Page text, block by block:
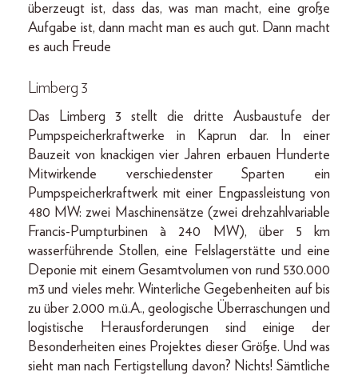
überzeugt ist, dass das, was man macht, eine große
Aufgabe ist, dann macht man es auch gut. Dann macht
es auch Freude
Limberg 3
Das Limberg 3 stellt die dritte Ausbaustufe der
Pumpspeicherkraftwerke in Kaprun dar. In einer
Bauzeit von knackigen vier Jahren erbauen Hunderte
Mitwirkende verschiedenster Sparten ein
Pumpspeicherkraftwerk mit einer Engpassleistung von
480 MW: zwei Maschinensätze (zwei drehzahlvariable
Francis-Pumpturbinen à 240 MW), über 5 km
wasserführende Stollen, eine Felslagerstätte und eine
Deponie mit einem Gesamtvolumen von rund 530.000
m3 und vieles mehr. Winterliche Gegebenheiten auf bis
zu über 2.000 m.ü.A., geologische Überraschungen und
logistische Herausforderungen sind einige der
Besonderheiten eines Projektes dieser Größe. Und was
sieht man nach Fertigstellung davon? Nichts! Sämtliche